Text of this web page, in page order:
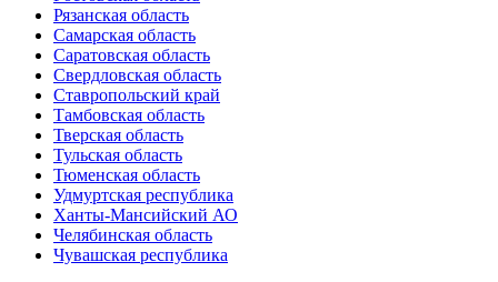
Рязанская область
Самарская область
Саратовская область
Свердловская область
Ставропольский край
Тамбовская область
Тверская область
Тульская область
Тюменская область
Удмуртская республика
Ханты-Мансийский АО
Челябинская область
Чувашская республика